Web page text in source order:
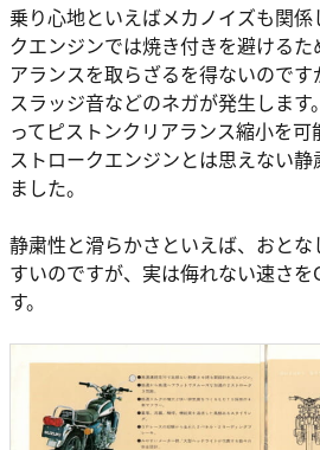
乗り心地といえばメカノイズも関
クエンジンでは焼き付きを避ける
アランスを取らざるを得ないので
スラッジ音などのネガが発生しま
ってピストンクリアランス縮小を
ストロークエンジンとは思えない
ました。
静粛性と滑らかさといえば、おと
すいのですが、実は侮れない速さ
す。